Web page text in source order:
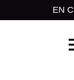
EN
Choose a Global